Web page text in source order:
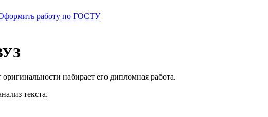
работу по ГОСТУ
набирает его дипломная работа.
текста.